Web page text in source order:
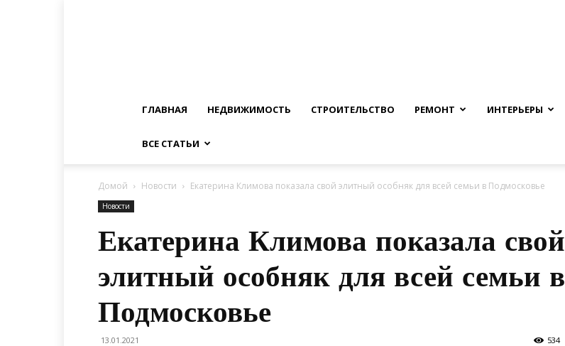
ГЛАВНАЯ НЕДВИЖИМОСТЬ СТРОИТЕЛЬСТВО РЕМОНТ ИНТЕРЬЕРЫ
ВСЕ СТАТЬИ
Домой Новости Екатерина Климова показала свой элитный особняк для всей семьи в Подмосковье
Новости
Екатерина Климова показала свой
элитный особняк для всей семьи в
Подмосковье
13.01.2021 534